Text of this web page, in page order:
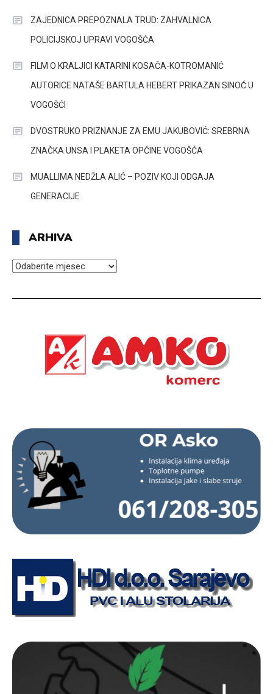
ZAJEDNICA PREPOZNALA TRUD: ZAHVALNICA
POLICIJSKOJ UPRAVI VOGOŠĆA
FILM O KRALJICI KATARINI KOSAČA-KOTROMANIĆ
AUTORICE NATAŠE BARTULA HEBERT PRIKAZAN SINOĆ U
VOGOŠĆI
DVOSTRUKO PRIZNANJE ZA EMU JAKUBOVIĆ: SREBRNA
ZNAČKA UNSA I PLAKETA OPĆINE VOGOŠĆA
MUALLIMA NEDŽLA ALIĆ – POZIV KOJI ODGAJA
GENERACIJE
ARHIVA
ARHIVA